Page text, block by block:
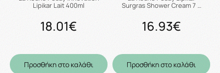
Lipikar Lait 400ml
18.01€
Προσθήκη στο καλάθι
Surgras Shower Cream 7 …
16.93€
Προσθήκη στο καλάθι